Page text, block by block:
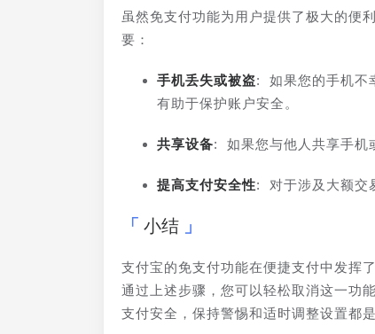
虽然免支付功能为用户提供了极大的便
要：
手机丢失或被盗: 如果您的手机不
有助于保护账户安全。
共享设备: 如果您与他人共享手机
提高支付安全性: 对于涉及大额交
小结
支付宝的免支付功能在便捷支付中发挥
通过上述步骤，您可以轻松取消这一功
支付安全，保持警惕和适时调整设置都